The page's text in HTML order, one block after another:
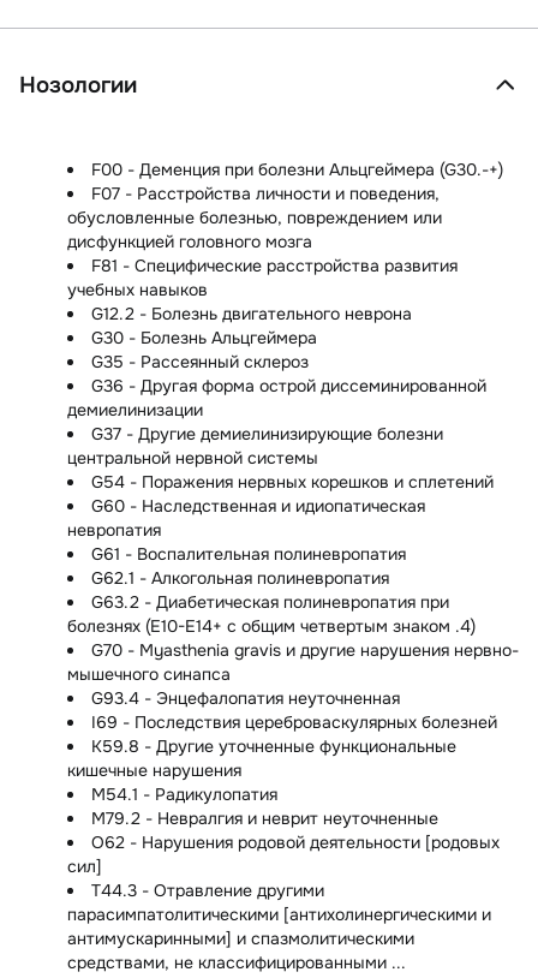
Нозологии
F00 - Деменция при болезни Альцгеймера (G30.-+)
F07 - Расстройства личности и поведения,
обусловленные болезнью, повреждением или
дисфункцией головного мозга
F81 - Специфические расстройства развития
учебных навыков
G12.2 - Болезнь двигательного неврона
G30 - Болезнь Альцгеймера
G35 - Рассеянный склероз
G36 - Другая форма острой диссеминированной
демиелинизации
G37 - Другие демиелинизирующие болезни
центральной нервной системы
G54 - Поражения нервных корешков и сплетений
G60 - Наследственная и идиопатическая
невропатия
G61 - Воспалительная полиневропатия
G62.1 - Алкогольная полиневропатия
G63.2 - Диабетическая полиневропатия при
болезнях (E10-E14+ с общим четвертым знаком .4)
G70 - Myasthenia gravis и другие нарушения нервно-
мышечного синапса
G93.4 - Энцефалопатия неуточненная
I69 - Последствия цереброваскулярных болезней
K59.8 - Другие уточненные функциональные
кишечные нарушения
M54.1 - Радикулопатия
M79.2 - Невралгия и неврит неуточненные
O62 - Нарушения родовой деятельности [родовых
сил]
T44.3 - Отравление другими
парасимпатолитическими [антихолинергическими и
антимускаринными] и спазмолитическими
средствами, не классифицированными ...